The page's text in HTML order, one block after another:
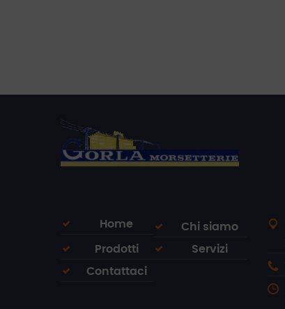
Home
Chi siamo
Prodotti
Servizi
Contattaci